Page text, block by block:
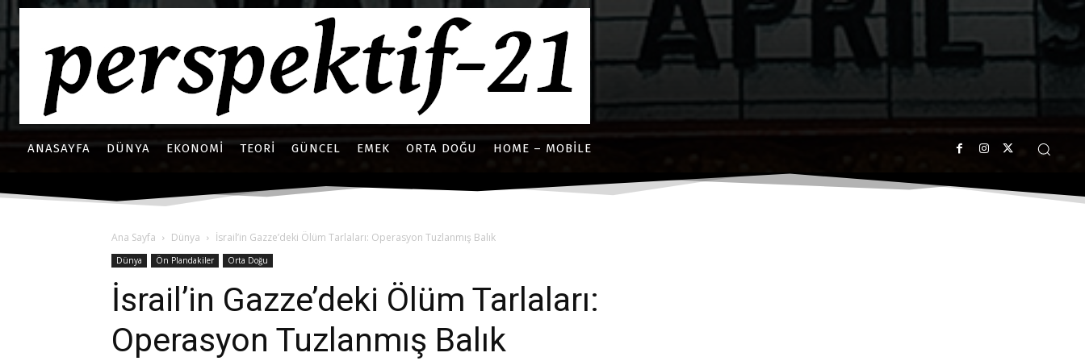
ANASAYFA DÜNYA EKONOMI TEORI GÜNCEL EMEK ORTA DOĞU HOME – MOBILE
Ana Sayfa Dünya İsrail’in Gazze’deki Ölüm Tarlaları: Operasyon Tuzlanmış Balık
Dünya Ön Plandakiler Orta Doğu
İsrail’in Gazze’deki Ölüm Tarlaları:
Operasyon Tuzlanmış Balık